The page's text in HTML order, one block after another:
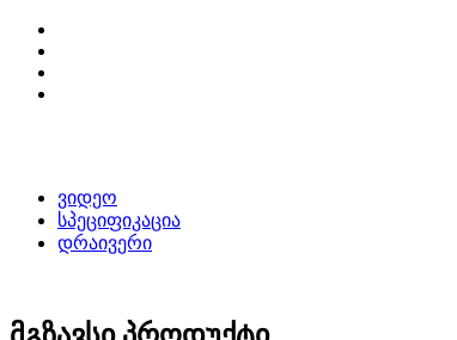
ვიდეო
სპეციფიკაცია
დრაივერი